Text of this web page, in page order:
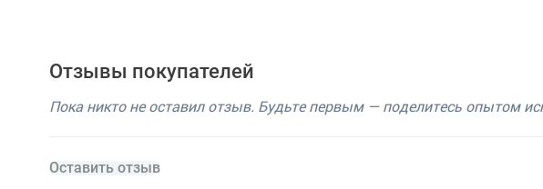
Отзывы покупателей
Пока никто не оставил отзыв. Будьте первым — поделитесь опытом
Оставить отзыв